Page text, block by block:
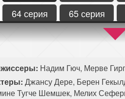
64 серия 65 серия
74 серия 75 серия
Надим Гюч, Мерве
Джансу Дере, Берен
Тугче Шемшек, Мелих